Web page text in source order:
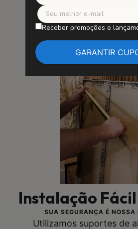
Receber promoções e
Instalação
SUA SEGURANÇA É NOSSA
Utilizamos suportes de